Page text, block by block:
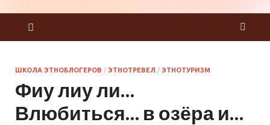
ШКОЛА ЭТНОБЛОГЕРОВ / ЭТНОТРЕВЕЛ / ЭТНОТУРИЗМ
Фиу лиу ли…
Влюбиться… в озёра и…